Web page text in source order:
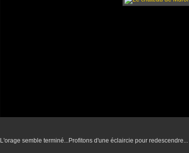
L'orage semble terminé...Profitons d'une éclaircie pour redescendre...